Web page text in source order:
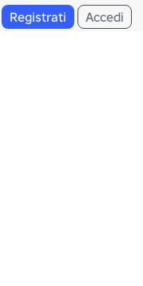
Registrati Accedi